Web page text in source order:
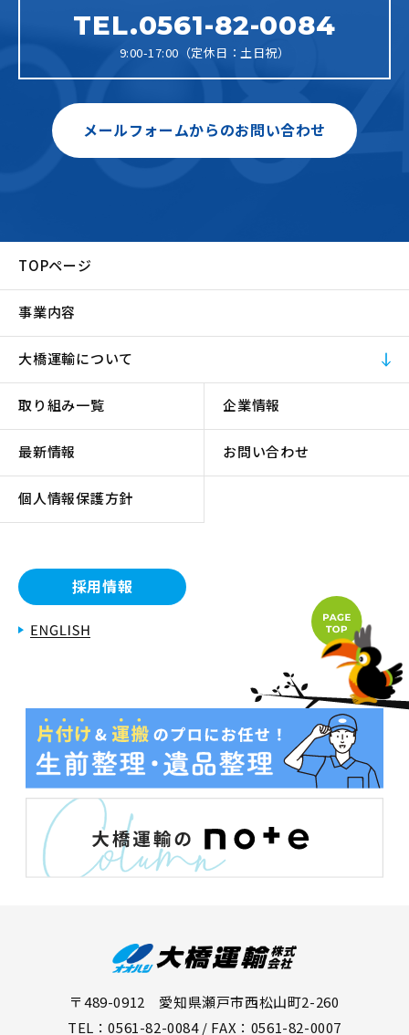
TEL.0561-82-0084
9:00-17:00（定休日：土日祝）
メールフォームからのお問い合わせ
TOPページ
事業内容
大橋運輸について
取り組み一覧 企業情報
最新情報 お問い合わせ
個人情報保護方針
採用情報
〒489-0912 愛知県瀬戸市西松山町2-260
TEL：0561-82-0084 / FAX：0561-82-0007